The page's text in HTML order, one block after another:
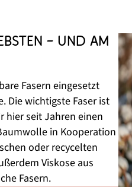
– und am
Fasern eingesetzt
Die wichtigste Faser ist
hier seit Jahren einen
in Kooperation
oder recycelten
Viskose aus
Fasern.